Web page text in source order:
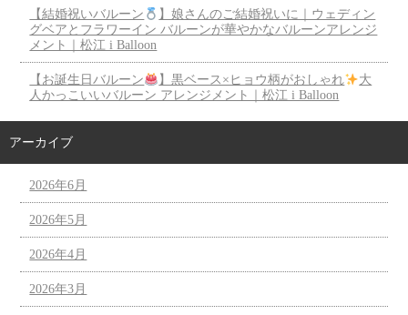
【結婚祝いバルーン
】娘さんのご結婚祝いに｜ウェディン
グベアとフラワーイン バルーンが華やかなバルーンアレンジ
メント｜松江 i Balloon
【お誕生日バルーン 】黒ベース×ヒョウ柄がおしゃれ
大
人かっこいいバルーン アレンジメント｜松江 i Balloon
アーカイブ
2026年6月
2026年5月
2026年4月
2026年3月